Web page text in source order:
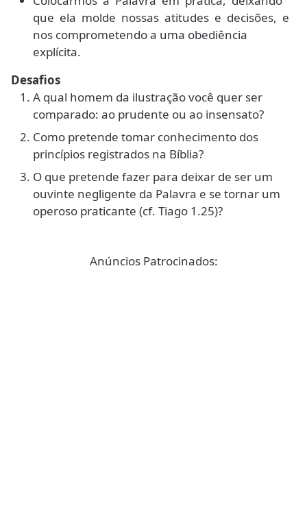
que ela molde nossas atitudes e decisões, e
nos comprometendo a uma obediência
explícita.
Desafios
A qual homem da ilustração você quer ser
comparado: ao prudente ou ao insensato?
Como pretende tomar conhecimento dos
princípios registrados na Bíblia?
O que pretende fazer para deixar de ser um
ouvinte negligente da Palavra e se tornar um
operoso praticante (cf. Tiago 1.25)?
Anúncios Patrocinados: